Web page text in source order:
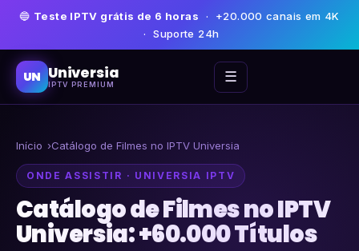
🔵 Teste IPTV grátis de 6 horas · +20.000 canais em 4K
· Suporte 24h
UN Universia
IPTV PREMIUM ☰
Início Catálogo de Filmes no IPTV Universia
ONDE ASSISTIR · UNIVERSIA IPTV
Catálogo de Filmes no IPTV
Universia: +60.000 Títulos